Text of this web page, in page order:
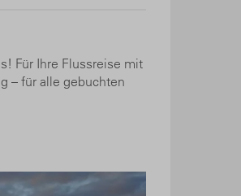
Für Ihre Flussreise mit
– für alle gebuchten